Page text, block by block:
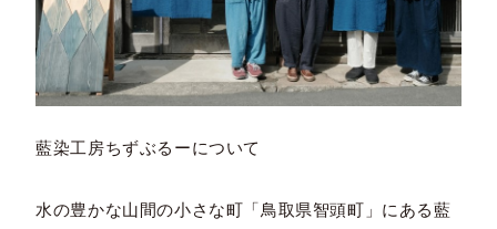
藍染工房ちずぶるーについて
水の豊かな山間の小さな町「鳥取県智頭町」にある藍